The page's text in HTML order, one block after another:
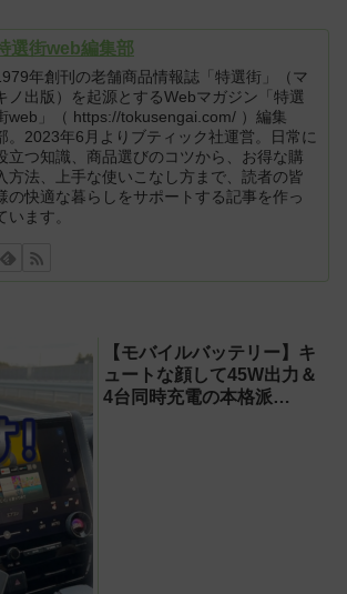
選街web編集部
年創刊の老舗商品情報誌「特選街」（マ
ノ出版）を起源とするWebマガジン「特選
web」（ https://tokusengai.com/ ）編集
。2023年6月よりブティック社運営。日常に
立つ知識、商品選びのコツから、お得な購
方法、上手な使いこなし方まで、読者の皆
の快適な暮らしをサポートする記事を作っ
います。
【モバイルバッテリー】キ
ュートな顔して45W出力＆
4台同時充電の本格派